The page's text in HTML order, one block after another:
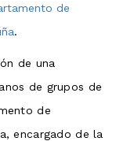
de
.
de una
de grupos de
de
encargado de la